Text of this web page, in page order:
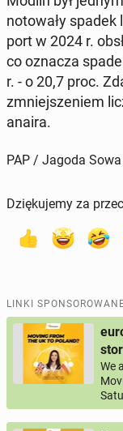
no­to­wa­ły
port w 2024 r.
co oznacza
r. - o 20,7 proc.
zmniej­sze­niem
ana­ira.
PAP / Jagoda Sowa
Dziękujemy za
LINKI
We